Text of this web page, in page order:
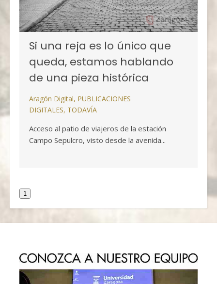
Si una reja es lo único que
queda, estamos hablando
de una pieza histórica
Aragón Digital, PUBLICACIONES
DIGITALES, TODAVÍA
Acceso al patio de viajeros de la estación
Campo Sepulcro, visto desde la avenida...
1